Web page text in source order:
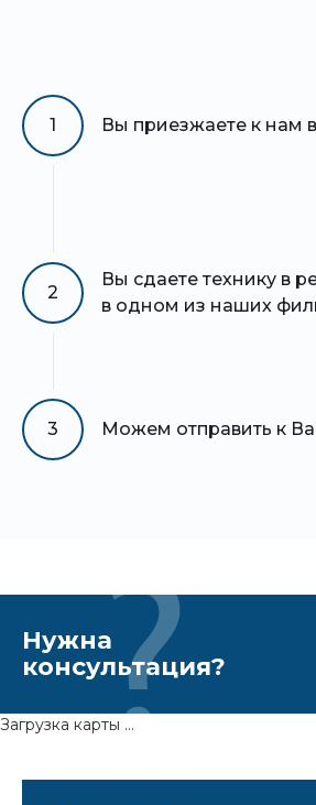
1 Вы приезжаете к нам
2
Вы сдаете технику в
в одном из наших
3 Можем отправить к
Нужна
консультация?
Загрузка карты ...